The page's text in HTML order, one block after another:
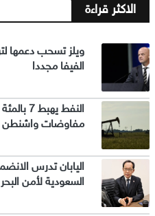
الاكثر قراءة
ويلز تسحب دعمها
الفيفا مجددا
النفط
مفاوضات واشنطن
اليابان تدرس
السعودية لأمن البحر